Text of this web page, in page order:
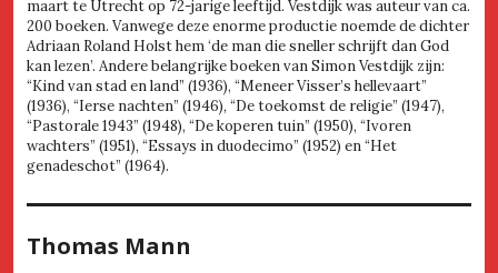
maart te Utrecht op 72-jarige leeftijd. Vestdijk was auteur van ca.
200 boeken. Vanwege deze enorme productie noemde de dichter
Adriaan Roland Holst hem ‘de man die sneller schrijft dan God
kan lezen’. Andere belangrijke boeken van Simon Vestdijk zijn:
“Kind van stad en land” (1936), “Meneer Visser’s hellevaart”
(1936), “Ierse nachten” (1946), “De toekomst de religie” (1947),
“Pastorale 1943” (1948), “De koperen tuin” (1950), “Ivoren
wachters” (1951), “Essays in duodecimo” (1952) en “Het
genadeschot” (1964).
Thomas Mann